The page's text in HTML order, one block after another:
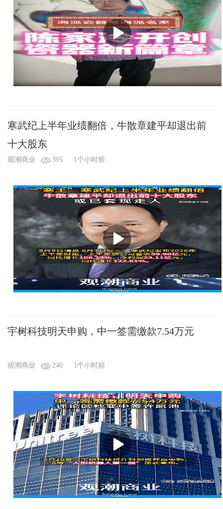
寒武纪上半年业绩翻倍，牛散章建平却退出前
十大股东
观潮商业 395 1个小时前
宇树科技明天申购，中一签需缴款7.54万元
观潮商业 240 1个小时前